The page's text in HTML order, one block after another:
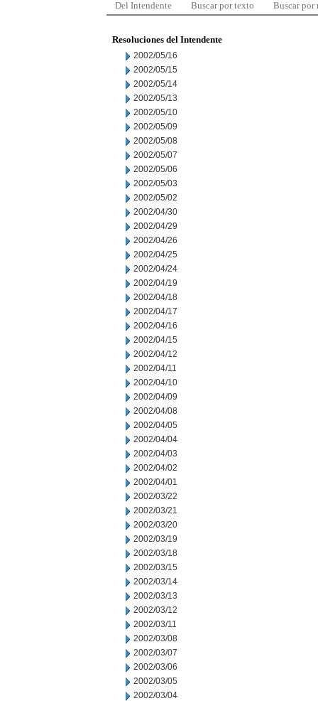
Del Intendente Buscar por texto Buscar por
Resoluciones del Intendente
2002/05/16
2002/05/15
2002/05/14
2002/05/13
2002/05/10
2002/05/09
2002/05/08
2002/05/07
2002/05/06
2002/05/03
2002/05/02
2002/04/30
2002/04/29
2002/04/26
2002/04/25
2002/04/24
2002/04/19
2002/04/18
2002/04/17
2002/04/16
2002/04/15
2002/04/12
2002/04/11
2002/04/10
2002/04/09
2002/04/08
2002/04/05
2002/04/04
2002/04/03
2002/04/02
2002/04/01
2002/03/22
2002/03/21
2002/03/20
2002/03/19
2002/03/18
2002/03/15
2002/03/14
2002/03/13
2002/03/12
2002/03/11
2002/03/08
2002/03/07
2002/03/06
2002/03/05
2002/03/04